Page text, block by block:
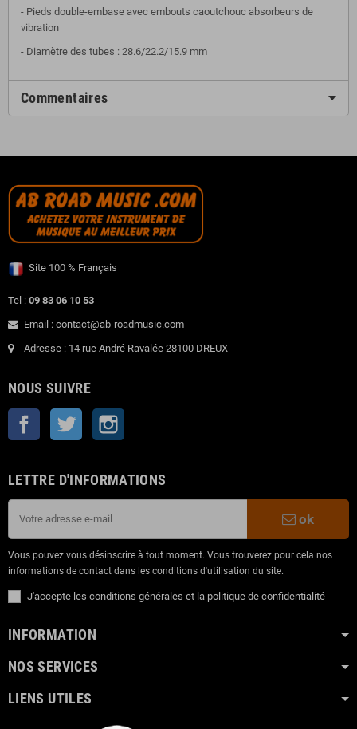
- Pieds double-embase avec embouts caoutchouc absorbeurs de
vibration
- Diamètre des tubes : 28.6/22.2/15.9 mm
Commentaires
Site 100 % Français
Tel : 09 83 06 10 53
Email : contact@ab-roadmusic.com
Adresse : 14 rue André Ravalée 28100 DREUX
NOUS SUIVRE
Facebook Twitter
LETTRE D'INFORMATIONS
ok
Vous pouvez vous désinscrire à tout moment. Vous trouverez pour cela nos
informations de contact dans les conditions d'utilisation du site.
J'accepte les conditions générales et la politique de confidentialité
INFORMATION
NOS SERVICES
LIENS UTILES